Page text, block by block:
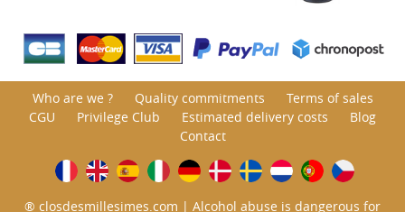
Who are we ? Quality commitments
Terms of sales
CGU
Privilege Club Estimated delivery costs
Blog
Contact
® closdesmillesimes.com | Alcohol abuse is dangerous for